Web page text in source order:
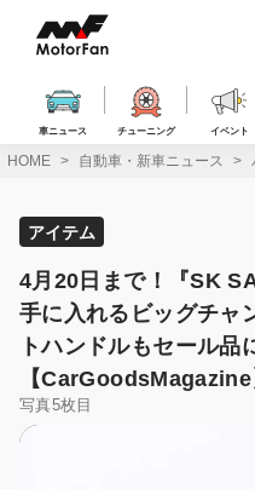
ス
車ニュース チューニング イベント
HOME 自動車・新車ニュース
アイテム
4月20日まで！『SK
手に入れるビッグチャ
トハンドルもセール品
【CarGoodsMagazine
写真5枚目